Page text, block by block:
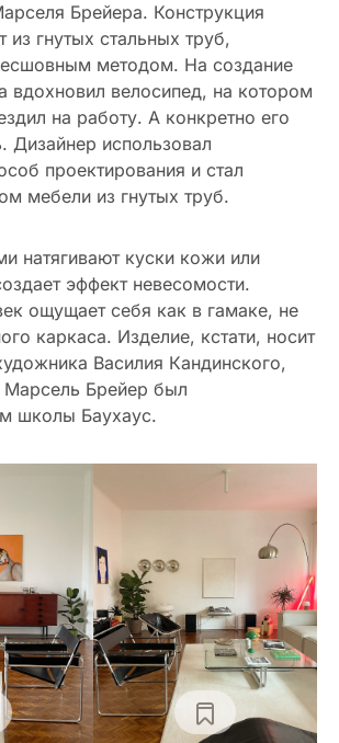
Брейера. Конструкция
из гнутых стальных труб,
методом. На создание
вдохновил велосипед, на котором
на работу. А конкретно его
Дизайнер использовал
проектирования и стал
мебели из гнутых труб.
натягивают куски кожи или
эффект невесомости.
ощущает себя как в гамаке, не
каркаса. Изделие, кстати, носит
Василия Кандинского,
Марсель Брейер был
школы Баухаус.